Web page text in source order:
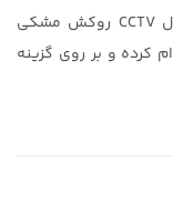
به منظور ثبت سفارش و خرید کابل کواکسیال CCTV روکش مشکی
کرده و بر روی گزینه